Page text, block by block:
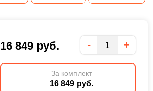
16 849 руб. Количество
- +
За комплект
16 849 руб.